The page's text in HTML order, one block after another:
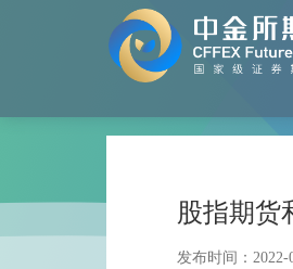
股指期货
发布时间：2022-